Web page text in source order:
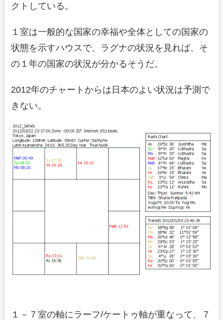
クトしている。
１室は一般的な国家の幸福や全体としての国家の
状態を示すハウスで、ラグナの状況を見れば、そ
の１年の国家の状況が分かるそうだ。
2012年のチャートからは日本のよい状況は予測で
きない。
１－７室の軸にラーフ/ケートゥ軸が重なって、７